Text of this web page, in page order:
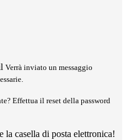
Verrà inviato un messaggio
Effettua il reset della password
casella di posta elettronica!